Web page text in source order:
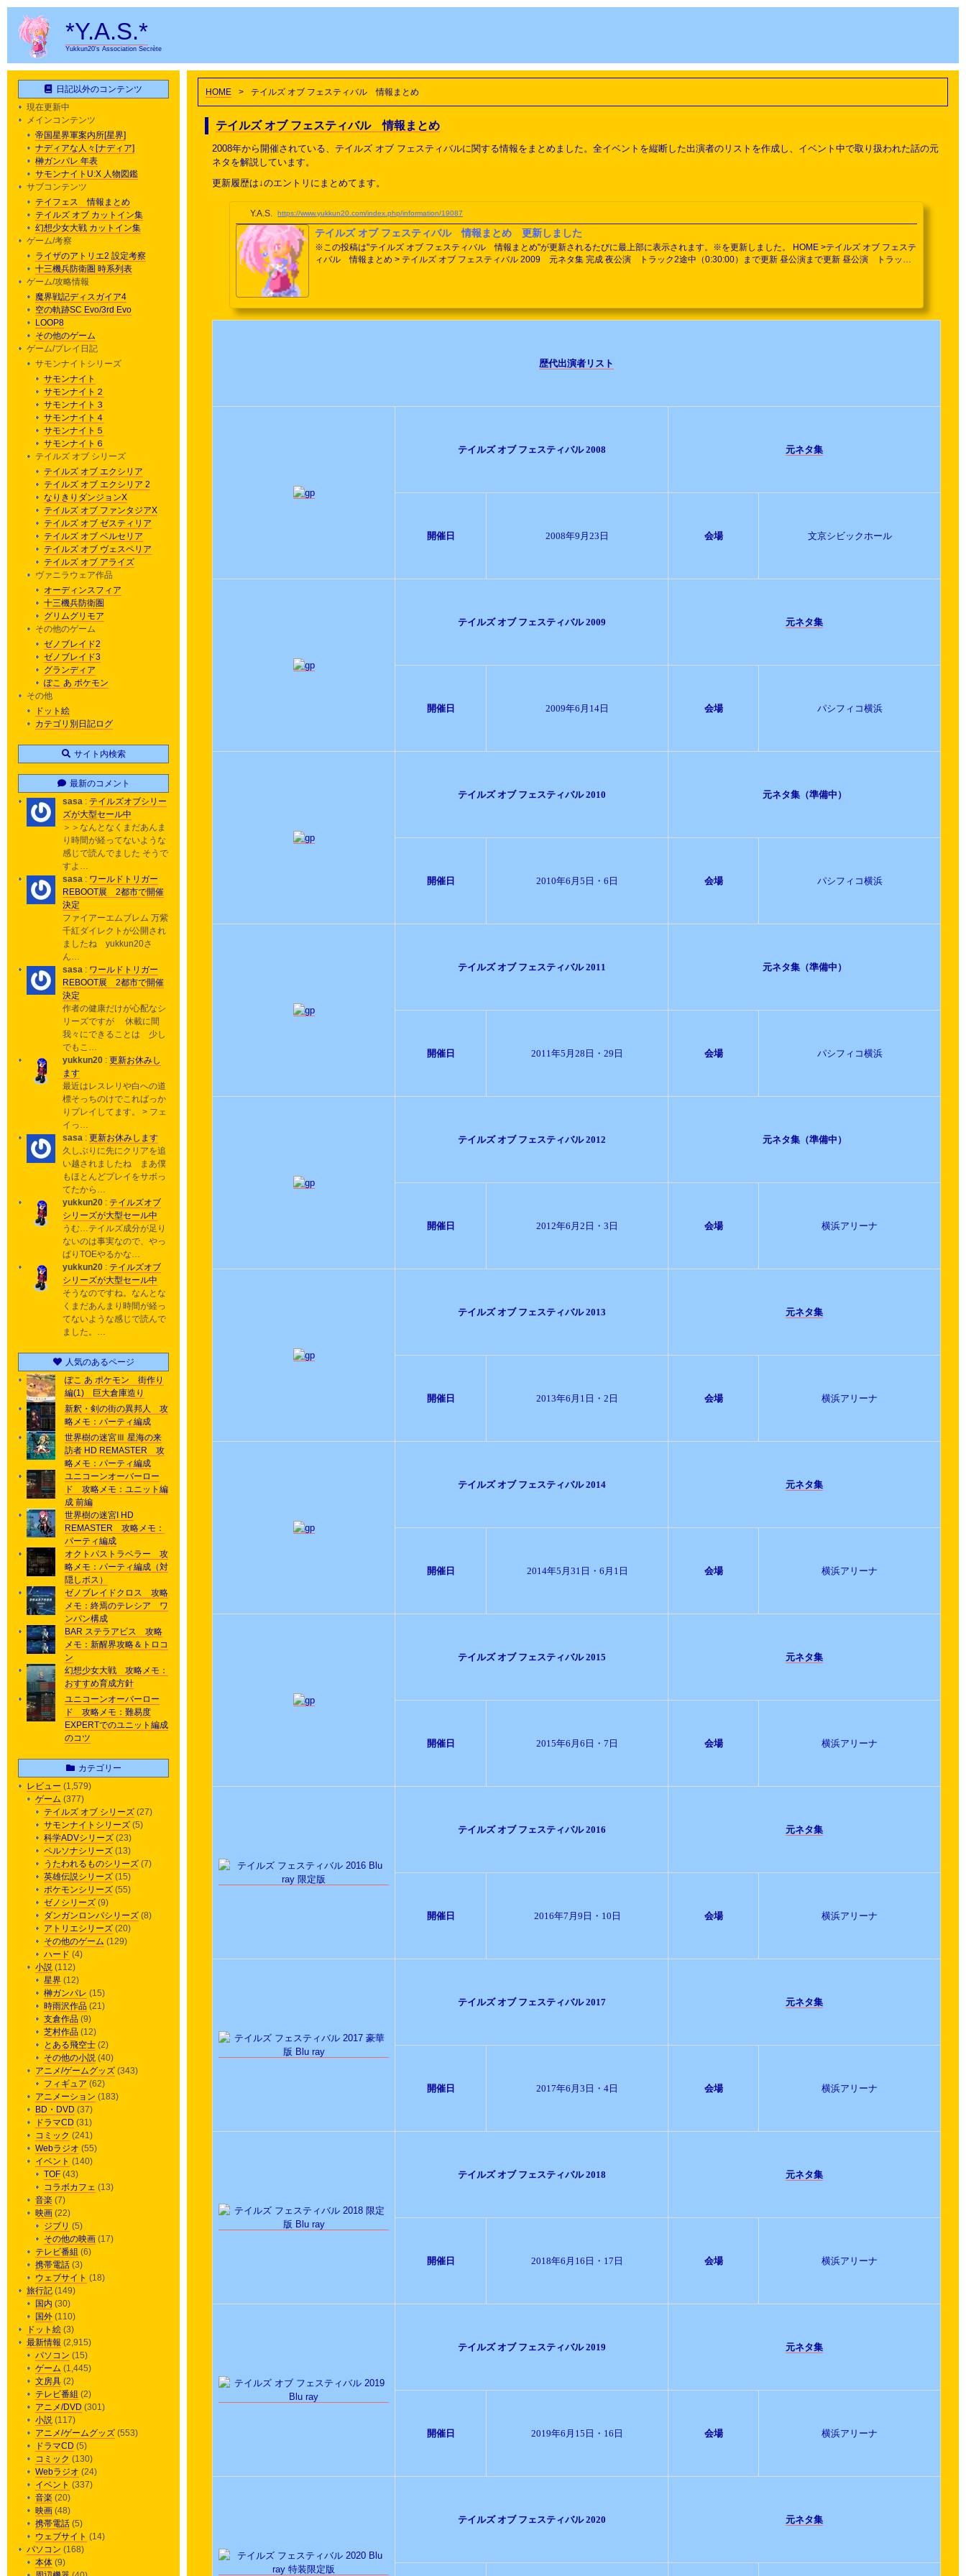
*Y.A.S.*
Yukkun20's Association Secrète
HOME > テイルズ オブ フェスティバル 情報まとめ
テイルズ オブ フェスティバル 情報まとめ
2008年から開催されている、テイルズ オブ フェスティバルに関する情報をまとめました。全イベントを縦断した出演者のリストを作成し、イベント中で取り扱われた話の元
ネタを解説しています。
更新履歴は↓のエントリにまとめてます。
Y.A.S. https://www.yukkun20.com/index.php/information/19087
テイルズ オブ フェスティバル 情報まとめ 更新しました
※この投稿は"テイルズ オブ フェスティバル 情報まとめ"が更新されるたびに最上部に表示されます。※を更新しました。 HOME >テイルズ オブ フェステ
ィバル 情報まとめ > テイルズ オブ フェスティバル 2009 元ネタ集 完成 夜公演 トラック2途中（0:30:00）まで更新 昼公演まで更新 昼公演 トラック9
歴代出演者リスト
テイルズ オブ フェスティバル 2008 元ネタ集
開催日 2008年9月23日 会場 文京シビックホール
テイルズ オブ フェスティバル 2009 元ネタ集
開催日 2009年6月14日 会場 パシフィコ横浜
テイルズ オブ フェスティバル 2010 元ネタ集（準備中）
開催日 2010年6月5日・6日 会場 パシフィコ横浜
テイルズ オブ フェスティバル 2011 元ネタ集（準備中）
開催日 2011年5月28日・29日 会場 パシフィコ横浜
テイルズ オブ フェスティバル 2012 元ネタ集（準備中）
開催日 2012年6月2日・3日 会場 横浜アリーナ
テイルズ オブ フェスティバル 2013 元ネタ集
開催日 2013年6月1日・2日 会場 横浜アリーナ
テイルズ オブ フェスティバル 2014 元ネタ集
開催日 2014年5月31日・6月1日 会場 横浜アリーナ
テイルズ オブ フェスティバル 2015 元ネタ集
開催日 2015年6月6日・7日 会場 横浜アリーナ
テイルズ オブ フェスティバル 2016 元ネタ集
開催日 2016年7月9日・10日 会場 横浜アリーナ
テイルズ オブ フェスティバル 2017 元ネタ集
開催日 2017年6月3日・4日 会場 横浜アリーナ
テイルズ オブ フェスティバル 2018 元ネタ集
開催日 2018年6月16日・17日 会場 横浜アリーナ
テイルズ オブ フェスティバル 2019 元ネタ集
開催日 2019年6月15日・16日 会場 横浜アリーナ
テイルズ オブ フェスティバル 2020 元ネタ集
日記以外のコンテンツ
現在更新中
メインコンテンツ
帝国星界軍案内所[星界]
ナディアな人々[ナディア]
榊ガンパレ 年表
サモンナイトU:X 人物図鑑
サブコンテンツ
テイフェス 情報まとめ
テイルズ オブ カットイン集
幻想少女大戦 カットイン集
ゲーム/考察
ライザのアトリエ2 設定考察
十三機兵防衛圏 時系列表
ゲーム/攻略情報
魔界戦記ディスガイア4
空の軌跡SC Evo/3rd Evo
LOOP8
その他のゲーム
ゲーム/プレイ日記
サモンナイトシリーズ
サモンナイト
サモンナイト２
サモンナイト３
サモンナイト４
サモンナイト５
サモンナイト６
テイルズ オブ シリーズ
テイルズ オブ エクシリア
テイルズ オブ エクシリア 2
なりきりダンジョンX
テイルズ オブ ファンタジアX
テイルズ オブ ゼスティリア
テイルズ オブ ベルセリア
テイルズ オブ ヴェスペリア
テイルズ オブ アライズ
ヴァニラウェア作品
オーディンスフィア
十三機兵防衛圏
グリムグリモア
その他のゲーム
ゼノブレイド2
ゼノブレイド3
グランディア
ぽこ あ ポケモン
その他
ドット絵
カテゴリ別日記ログ
サイト内検索
最新のコメント
sasa : テイルズオブシリー
ズが大型セール中
＞＞なんとなくまだあんま
り時間が経ってないような
感じで読んでました そうで
すよ…
sasa : ワールドトリガー
REBOOT展 2都市で開催
決定
ファイアーエムブレム 万紫
千紅ダイレクトが公開され
ましたね yukkun20さ
ん…
sasa : ワールドトリガー
REBOOT展 2都市で開催
決定
作者の健康だけが心配なシ
リーズですが 休載に間
我々にできることは 少し
でもこ…
yukkun20 : 更新お休みし
ます
最近はレスレリや白への道
標そっちのけでこればっか
りプレイしてます。 > フェ
イっ…
sasa : 更新お休みします
久しぶりに先にクリアを追
い越されましたね まあ僕
もほとんどプレイをサボっ
てたから…
yukkun20 : テイルズオブ
シリーズが大型セール中
うむ…テイルズ成分が足り
ないのは事実なので、やっ
ぱりTOEやるかな…
yukkun20 : テイルズオブ
シリーズが大型セール中
そうなのですね。なんとな
くまだあんまり時間が経っ
てないような感じで読んで
ました。…
人気のあるページ
ぽこ あ ポケモン 街作り
編(1) 巨大倉庫造り
新釈・剣の街の異邦人 攻
略メモ：パーティ編成
世界樹の迷宮Ⅲ 星海の来
訪者 HD REMASTER 攻
略メモ：パーティ編成
ユニコーンオーバーロー
ド 攻略メモ：ユニット編
成 前編
世界樹の迷宮I HD
REMASTER 攻略メモ：
パーティ編成
オクトパストラベラー 攻
略メモ：パーティ編成（対
隠しボス）
ゼノブレイドクロス 攻略
メモ：終焉のテレシア ワ
ンパン構成
BAR ステラアビス 攻略
メモ：新醒界攻略＆トロコ
ン
幻想少女大戦 攻略メモ：
おすすめ育成方針
ユニコーンオーバーロー
ド 攻略メモ：難易度
EXPERTでのユニット編成
のコツ
カテゴリー
レビュー (1,579)
ゲーム (377)
テイルズ オブ シリーズ (27)
サモンナイトシリーズ (5)
科学ADVシリーズ (23)
ペルソナシリーズ (13)
うたわれるものシリーズ (7)
英雄伝説シリーズ (15)
ポケモンシリーズ (55)
ゼノシリーズ (9)
ダンガンロンパシリーズ (8)
アトリエシリーズ (20)
その他のゲーム (129)
ハード (4)
小説 (112)
星界 (12)
榊ガンパレ (15)
時雨沢作品 (21)
支倉作品 (9)
芝村作品 (12)
とある飛空士 (2)
その他の小説 (40)
アニメ/ゲームグッズ (343)
フィギュア (62)
アニメーション (183)
BD・DVD (37)
ドラマCD (31)
コミック (241)
Webラジオ (55)
イベント (140)
TOF (43)
コラボカフェ (13)
音楽 (7)
映画 (22)
ジブリ (5)
その他の映画 (17)
テレビ番組 (6)
携帯電話 (3)
ウェブサイト (18)
旅行記 (149)
国内 (30)
国外 (110)
ドット絵 (3)
最新情報 (2,915)
パソコン (15)
ゲーム (1,445)
文房具 (2)
テレビ番組 (2)
アニメ/DVD (301)
小説 (117)
アニメ/ゲームグッズ (553)
ドラマCD (5)
コミック (130)
Webラジオ (24)
イベント (337)
音楽 (20)
映画 (48)
携帯電話 (5)
ウェブサイト (14)
パソコン (168)
本体 (9)